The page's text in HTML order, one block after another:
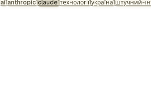
ai1anthropic1claude1технології1україна1штучний-